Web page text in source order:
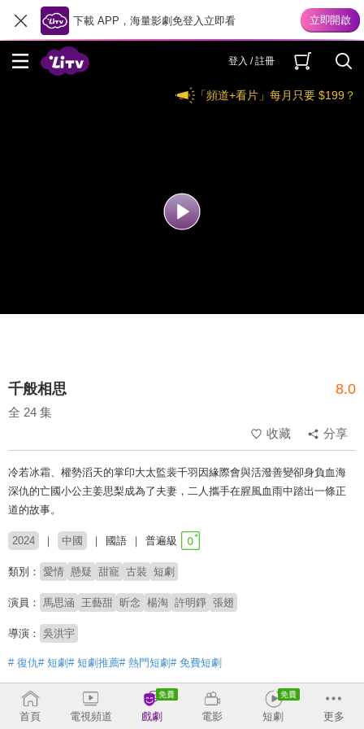
下載 APP，海量影劇免登入立即看
登入 / 註冊
「頻道+看片」每月只要 $199？
千般相思 8.0
全 24 集
收藏
分享
冷若冰霜、權勢滔天的掌印大太監裴千羽因緣際會與活潑善變卻身負血海
深仇的亡國小公主姜思梨成為了夫妻，二人攜手在腥風血雨中踏出一條正
道的故事。
2024 中國 國語 普遍級
類別： 愛情 懸疑 甜寵 古裝 短劇
演員： 馬思涵 王藝甜 昕念 楊淘 許明錚 張翅
導演： 吳洪宇
# 復仇# 短劇 # 短劇推薦# 熱門短劇 # 免費短劇
收回
首頁
電視頻道 戲劇 電影 短劇 更多